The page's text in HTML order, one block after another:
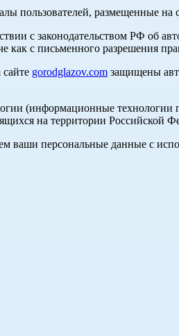
пользователей, размещенные на
с законодательством РФ об
как с письменного разрешения
gorodglazov.com защищены
(информационные технологии
на территории Российской
ваши персональные данные с